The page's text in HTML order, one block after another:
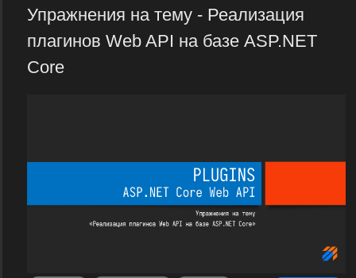
Упражнения на тему - Реализация
плагинов Web API на базе ASP.NET
Core